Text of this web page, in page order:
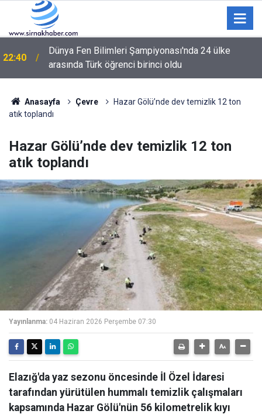
Dünya Fen Bilimleri Şampiyonası'nda 24 ülke
arasında Türk öğrenci birinci oldu
22:25 CTSO Başkanı Yıldırım’dan Esnafa “Temizlik” Çağrısı
Anasayfa Çevre
Hazar Gölü’nde dev temizlik 12 ton
atık toplandı
Hazar Gölü’nde dev temizlik 12 ton
atık toplandı
Yayınlanma: 04 Haziran 2026 Perşembe 07:30
Elazığ'da yaz sezonu öncesinde İl Özel İdaresi
tarafından yürütülen hummalı temizlik çalışmaları
kapsamında Hazar Gölü'nün 56 kilometrelik kıyı